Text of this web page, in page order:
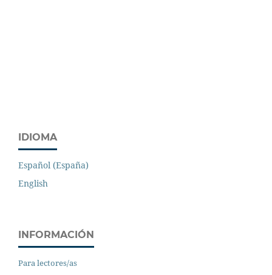
IDIOMA
Español (España)
English
INFORMACIÓN
Para lectores/as